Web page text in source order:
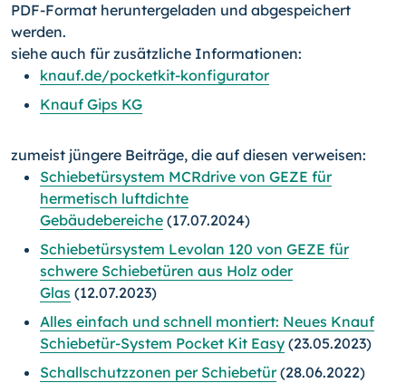
PDF-Format heruntergeladen und abgespeichert
werden.
siehe auch für zusätzliche Informationen:
knauf.de/pocketkit-konfigurator
Knauf Gips KG
zumeist jüngere Beiträge, die auf diesen verweisen:
Schiebetürsystem MCRdrive von GEZE für
hermetisch luftdichte
Gebäudebereiche (17.07.2024)
Schiebetürsystem Levolan 120 von GEZE für
schwere Schiebetüren aus Holz oder
Glas (12.07.2023)
Alles einfach und schnell montiert: Neues Knauf
Schiebetür-System Pocket Kit Easy (23.05.2023)
Schallschutzzonen per Schiebetür(28.06.2022)